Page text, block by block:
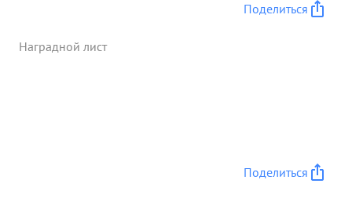
энергичная работа т. НАЙМАНА обеспечила
Поделиться
Наградной лист
Поделиться